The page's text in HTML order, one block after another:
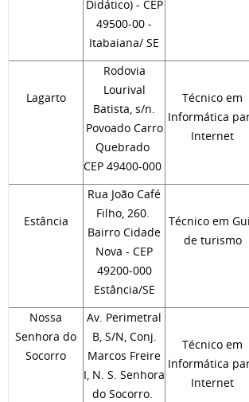
Didático) - CEP
49500-00 -
Itabaiana/ SE
Lagarto
Rodovia
Lourival
Batista, s/n.
Povoado Carro
Quebrado
CEP 49400-000
Técnico em
Informática
Internet
Estância
Rua João Café
Filho, 260.
Bairro Cidade
Nova - CEP
49200-000
Estância/SE
Técnico em
de turismo
Nossa
Senhora do
Socorro
Av. Perimetral
B, S/N, Conj.
Marcos Freire
I, N. S. Senhora
do Socorro.
Técnico em
Informática
Internet